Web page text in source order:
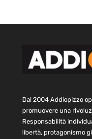
Dal 2004 Addiopizzo
promuovere una
Responsabilità
libertà, protagonismo